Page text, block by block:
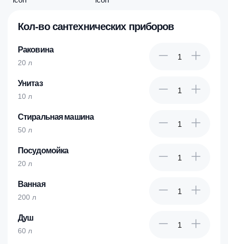
Кол-во сантехнических приборов
Раковина
20 л
Унитаз
10 л
Стиральная машина
50 л
Посудомойка
20 л
Ванная
200 л
Душ
60 л